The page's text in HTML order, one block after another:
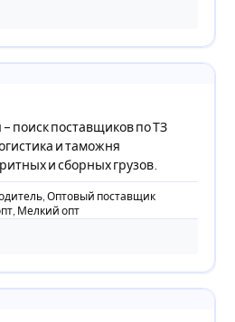
поиск поставщиков по ТЗ
и таможня
и сборных грузов.
Оптовый поставщик
Мелкий опт